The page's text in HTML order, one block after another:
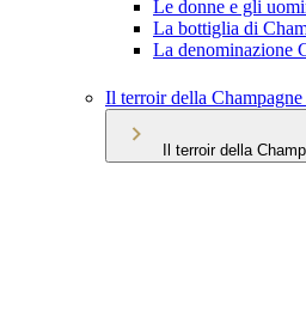
Le donne e gli
La bottiglia di
La denominazione
Il terroir della Champagne
Il terroir della